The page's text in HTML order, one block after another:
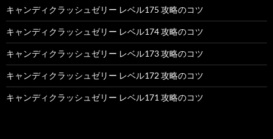
キャンディクラッシュゼリー レベル175 攻略のコツ
キャンディクラッシュゼリー レベル174 攻略のコツ
キャンディクラッシュゼリー レベル173 攻略のコツ
キャンディクラッシュゼリー レベル172 攻略のコツ
キャンディクラッシュゼリー レベル171 攻略のコツ